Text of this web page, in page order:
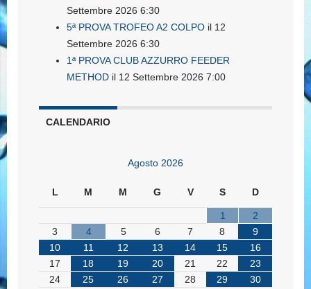
Settembre 2026 6:30
5ª PROVA TROFEO A2 COLPO il 12
Settembre 2026 6:30
1ª PROVA CLUB AZZURRO FEEDER
METHOD il 12 Settembre 2026 7:00
CALENDARIO
Agosto 2026
L M M G V S D
1
2
3
4 5 6 7 8
9
10
11 12 13 14 15
16
17
18 19 20 21 22
23
24
25 26 27 28 29
30